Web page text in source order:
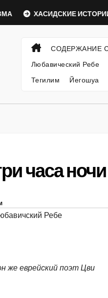
ХАСИДСКИЕ ИСТОРИИ
СОДЕРЖАНИЕ
Любавический Ребе
Тегилим
Йегошуа
часа ночи
Ребе
же еврейский поэт Цви